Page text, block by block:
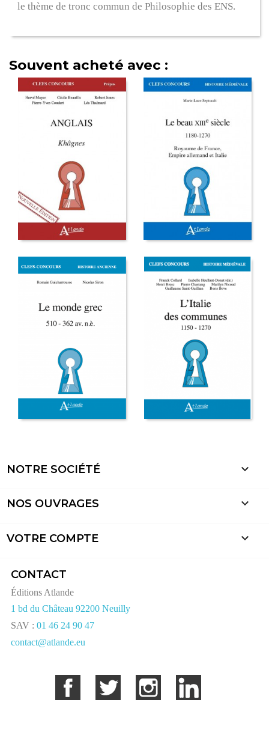
le thème de tronc commun de Philosophie des ENS.
Souvent acheté avec :
NOTRE SOCIÉTÉ 
NOS OUVRAGES 
VOTRE COMPTE 
CONTACT
Éditions Atlande
1 bd du Château 92200 Neuilly
SAV : 01 46 24 90 47
contact@atlande.eu
Facebook Twitter Instagram